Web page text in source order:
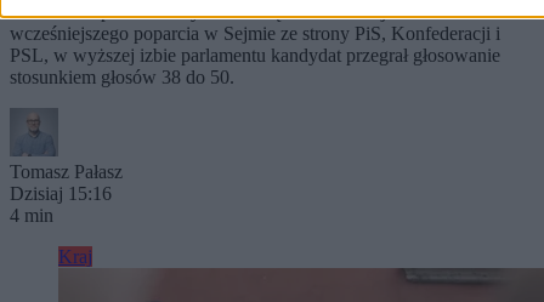
stanowisko prezesa Instytutu Pamięci Narodowej. Mimo
wcześniejszego poparcia w Sejmie ze strony PiS, Konfederacji i
PSL, w wyższej izbie parlamentu kandydat przegrał głosowanie
stosunkiem głosów 38 do 50.
Tomasz Pałasz
Dzisiaj 15:16
4 min
Kraj